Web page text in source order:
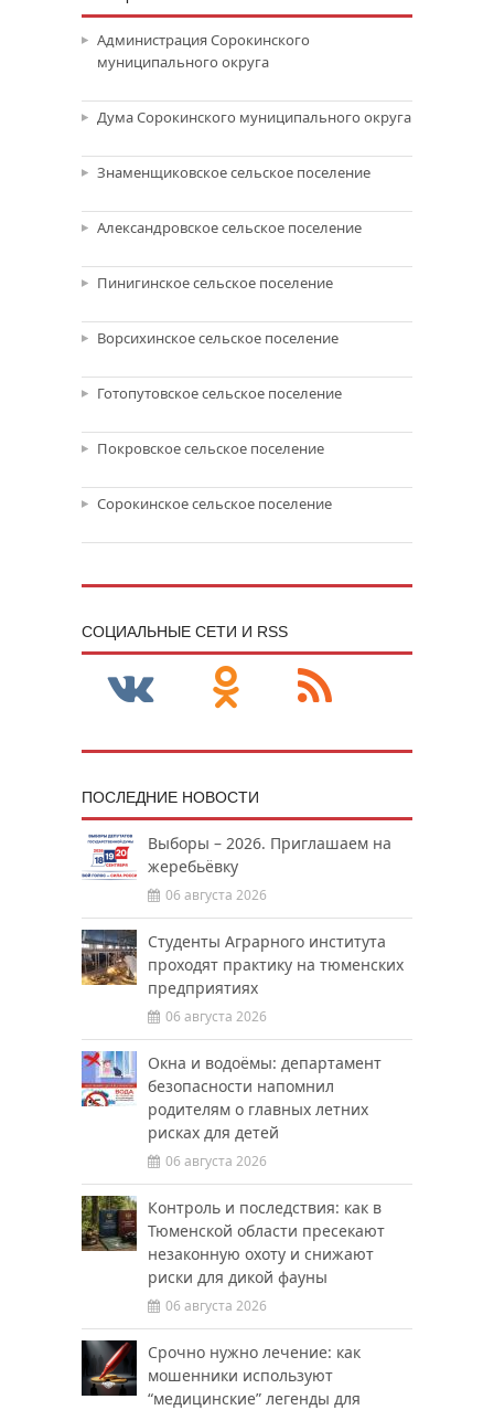
Администрация Сорокинского
муниципального округа
Дума Сорокинского муниципального округа
Знаменщиковское сельское поселение
Александровское сельское поселение
Пинигинское сельское поселение
Ворсихинское сельское поселение
Готопутовское сельское поселение
Покровское сельское поселение
Сорокинское сельское поселение
CОЦИАЛЬНЫЕ СЕТИ И RSS
ПОСЛЕДНИЕ НОВОСТИ
Выборы – 2026. Приглашаем на
жеребьёвку
06 августа 2026
Студенты Аграрного института
проходят практику на тюменских
предприятиях
06 августа 2026
Окна и водоёмы: департамент
безопасности напомнил
родителям о главных летних
рисках для детей
06 августа 2026
Контроль и последствия: как в
Тюменской области пресекают
незаконную охоту и снижают
риски для дикой фауны
06 августа 2026
Срочно нужно лечение: как
мошенники используют
“медицинские” легенды для